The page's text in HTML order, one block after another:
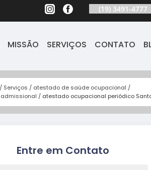
(19) 3491-4777
MISSÃO SERVIÇOS CONTATO
Serviços
atestado de saúde ocupacional
atestado ocupacional periódico
Entre em Contato